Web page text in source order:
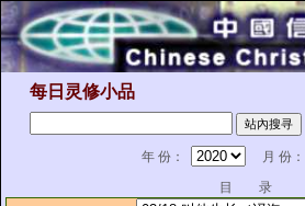
每日灵修小品
年 份：
月 份：
目 录